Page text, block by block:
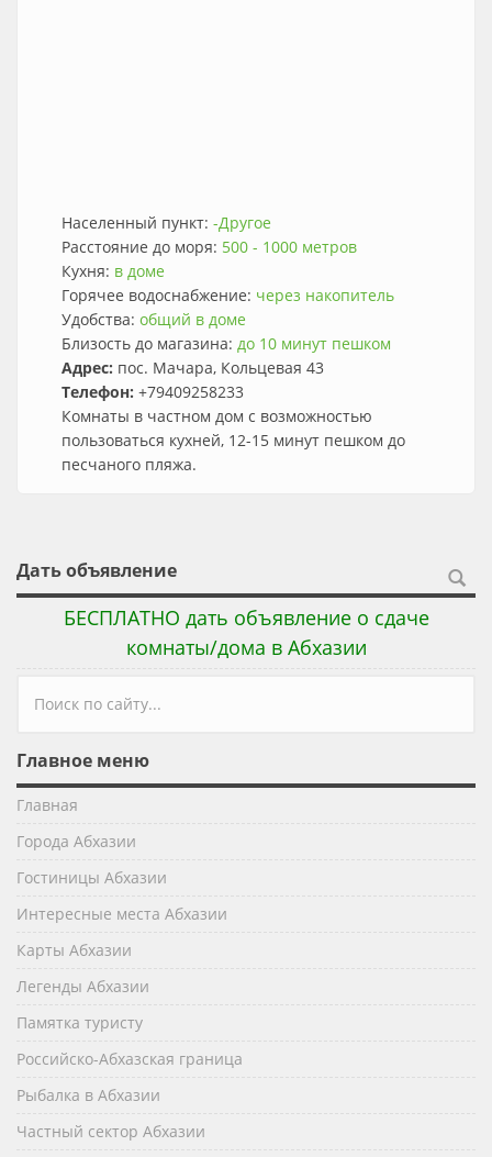
Населенный пункт: -Другое
Расстояние до моря: 500 - 1000 метров
Кухня: в доме
Горячее водоснабжение: через накопитель
Удобства: общий в доме
Близость до магазина: до 10 минут пешком
Адрес: пос. Мачара, Кольцевая 43
Телефон: +79409258233
Комнаты в частном дом с возможностью
пользоваться кухней, 12-15 минут пешком до
песчаного пляжа.
Дать объявление
БЕСПЛАТНО дать объявление о сдаче
комнаты/дома в Абхазии
Форма поиска
Главное меню
Главная
Города Абхазии
Гостиницы Абхазии
Интересные места Абхазии
Карты Абхазии
Легенды Абхазии
Памятка туристу
Российско-Абхазская граница
Рыбалка в Абхазии
Частный сектор Абхазии